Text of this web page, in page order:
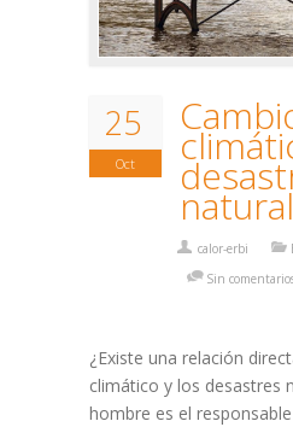
25
Oct
calor-erbi
Sin
¿Existe una relación
climático y los desastres
hombre es el